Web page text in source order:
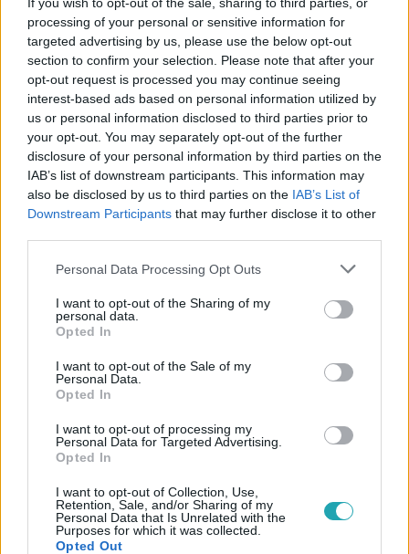
processing of your personal or sensitive information for
targeted advertising by us, please use the below opt-out
section to confirm your selection. Please note that after your
opt-out request is processed you may continue seeing
interest-based ads based on personal information utilized by
us or personal information disclosed to third parties prior to
your opt-out. You may separately opt-out of the further
disclosure of your personal information by third parties on the
IAB’s list of downstream participants. This information may
also be disclosed by us to third parties on the IAB’s List of
Downstream Participants that may further disclose it to other
Please note that this website/app uses one or more Google
not limited to your visit or usage behaviour. You may click to
grant or deny consent to Google and its third-party tags to
use your data for below specified purposes in below Google
consent section.
Personal Data Processing Opt Outs
I want to opt-out of the Sharing of my
personal data.
Opted In
I want to opt-out of the Sale of my
Personal Data.
Opted In
I want to opt-out of processing my
Personal Data for Targeted Advertising.
Opted In
I want to opt-out of Collection, Use,
Retention, Sale, and/or Sharing of my
Personal Data that Is Unrelated with the
Purposes for which it was collected.
Opted Out
Követem
#REGGELI #PELLER ANNA #LUKÁCS MIKI #RTL
17:49